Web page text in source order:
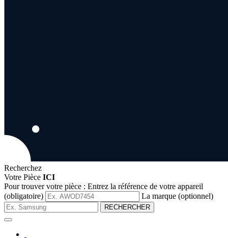
Recherchez
Votre Pièce ICI
Pour trouver votre pièce : Entrez la référence de votre appareil
(obligatoire)
La marque (optionnel)
RECHERCHER